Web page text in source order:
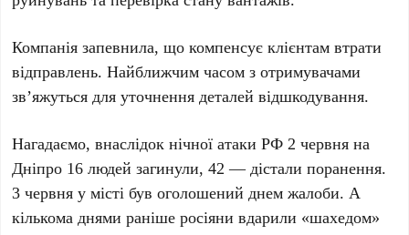
Компанія запевнила, що компенсує клієнтам втрати
відправлень. Найближчим часом з отримувачами
зв’яжуться для уточнення деталей відшкодування.
Нагадаємо, внаслідок нічної атаки РФ2 червня на
Дніпро 16 людей загинули,42 — дістали поранення.
3 червня у місті був оголошений днем жалоби. А
кількома днями раніше росіяни вдарили «шахедом»